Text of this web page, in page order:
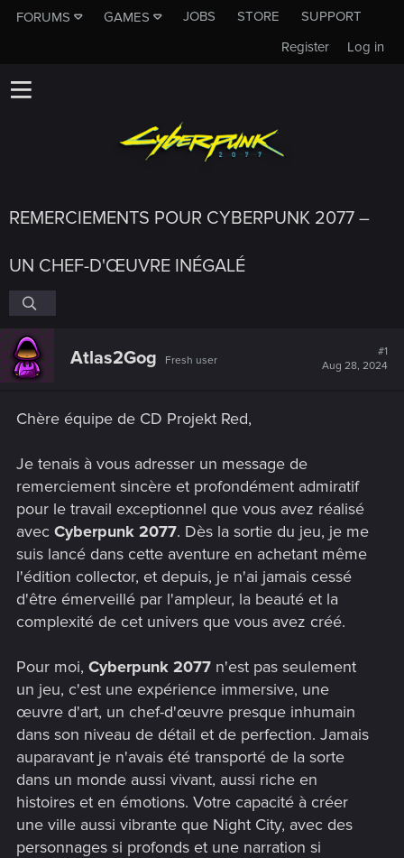
FORUMS GAMES JOBS STORE
SUPPORT
Log in
Register
REMERCIEMENTS POUR CYBERPUNK 2077 –
UN CHEF-D'ŒUVRE INÉGALÉ
Atlas2Gog Fresh user
#1
Aug 28, 2024
Chère équipe de CD Projekt Red,
Je tenais à vous adresser un message de
remerciement sincère et profondément admiratif
pour le travail exceptionnel que vous avez réalisé
avec Cyberpunk 2077. Dès la sortie du jeu, je me
suis lancé dans cette aventure en achetant même
l'édition collector, et depuis, je n'ai jamais cessé
d'être émerveillé par l'ampleur, la beauté et la
complexité de cet univers que vous avez créé.
Pour moi, Cyberpunk 2077 n'est pas seulement
un jeu, c'est une expérience immersive, une
œuvre d'art, un chef-d'œuvre presque inhumain
dans son niveau de détail et de perfection. Jamais
auparavant je n'avais été transporté de la sorte
dans un monde aussi vivant, aussi riche en
histoires et en émotions. Votre capacité à créer
une ville aussi vibrante que Night City, avec des
personnages si profonds et une narration si